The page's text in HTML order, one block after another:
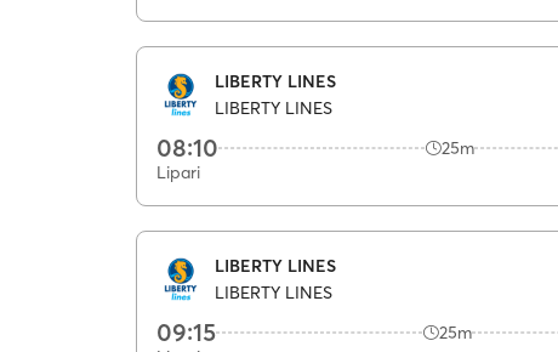
LIBERTY LINES
LIBERTY LINES
08:10 25m
Lipari
LIBERTY LINES
LIBERTY LINES
09:15 25m